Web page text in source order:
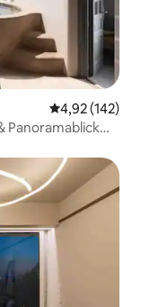
4,92 (142)
Panoramablick